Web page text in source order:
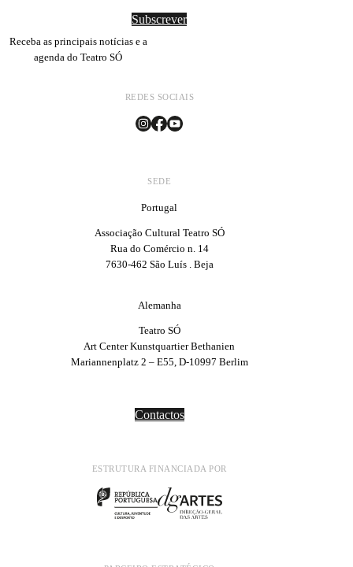
Subscrever
Receba as principais notícias e a
agenda do Teatro SÓ
REDES SOCIAIS
SEDE
Portugal
Associação Cultural Teatro SÓ
Rua do Comércio n. 14
7630-462 São Luís . Beja
Alemanha
Teatro SÓ
Art Center Kunstquartier Bethanien
Mariannenplatz 2 – E55, D-10997 Berlim
Contactos
ESTRUTURA FINANCIADA POR